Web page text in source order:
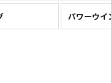
パワーウイ